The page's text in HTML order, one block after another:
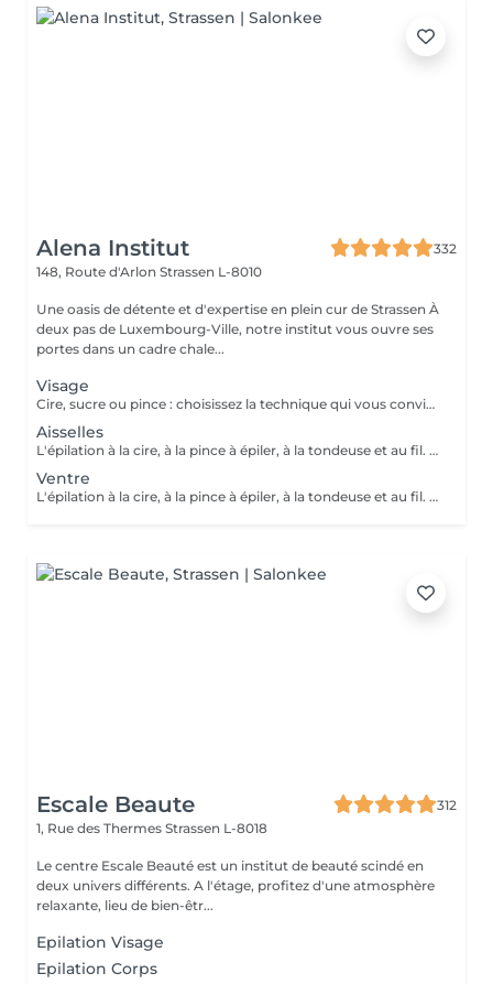
Alena Institut
332
148, Route d'Arlon Strassen L-8010
Une oasis de détente et d'expertise en plein cur de Strassen À
deux pas de Luxembourg-Ville, notre institut vous ouvre ses
portes dans un cadre chale...
Visage
Cire, sucre ou pince : choisissez la technique qui vous convient ! Pour un résultat impeccable, chaque séance se termine toujours par une finition minutieuse à la pince. Résultat net, peau douce et parfaite, à chaque fois.
Aisselles
L'épilation à la cire, à la pince à épiler, à la tondeuse et au fil. Toutes nos techniques d'épilation vous garantissent un résultat net et durable. En fin de séance, quelque soit la technique d'épilation choisie, nous utilisons systématiquement une pince à épiler, pour un résultat parfait.
Ventre
L'épilation à la cire, à la pince à épiler, à la tondeuse et au fil. Toutes nos techniques d'épilation vous garantissent un résultat net et durable. En fin de séance, quelque soit la technique d'épilation choisie, nous utilisons systématiquement une pince à épiler, pour un résultat parfait.
Escale Beaute
312
1, Rue des Thermes Strassen L-8018
Le centre Escale Beauté est un institut de beauté scindé en
deux univers différents. A l'étage, profitez d'une atmosphère
relaxante, lieu de bien-êtr...
Epilation Visage
Epilation Corps